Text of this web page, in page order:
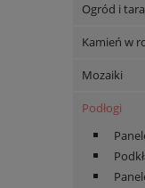
Ogród i
Kamień w
Mozaiki
Podłogi